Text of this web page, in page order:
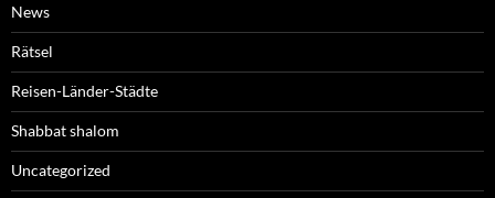
News
Rätsel
Reisen-Länder-Städte
Shabbat shalom
Uncategorized